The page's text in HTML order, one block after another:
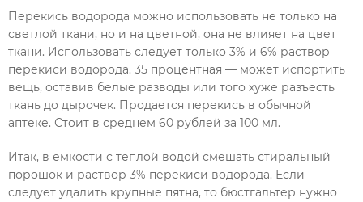
Перекись водорода можно использовать не только на
светлой ткани, но и на цветной, она не влияет на цвет
ткани. Использовать следует только 3% и 6% раствор
перекиси водорода. 35 процентная — может испортить
вещь, оставив белые разводы или того хуже разъесть
ткань до дырочек. Продается перекись в обычной
аптеке. Стоит в среднем 60 рублей за 100 мл.
Итак, в емкости с теплой водой смешать стиральный
порошок и раствор 3% перекиси водорода. Если
следует удалить крупные пятна, то бюстгальтер нужно